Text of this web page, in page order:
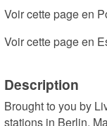
Voir cette page en
Voir cette page en
Description
Brought to you by
stations in Berlin,